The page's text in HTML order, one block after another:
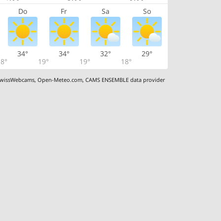
Do Fr Sa So
34°
19°
34°
19°
32°
18°
29°
,Open-Meteo.com,CAMS ENSEMBLE data provider